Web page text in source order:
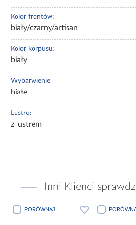
Kolor frontów:
biały/czarny/artisan
Kolor korpusu:
biały
Wybarwienie:
białe
Lustro:
z lustrem
Inni Klienci
PORÓWNAJ